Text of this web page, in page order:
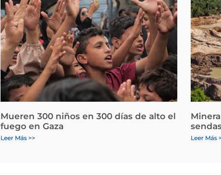
Mueren 300 niños en 300 días de alto el
fuego en Gaza
Leer Más >> Leer Más